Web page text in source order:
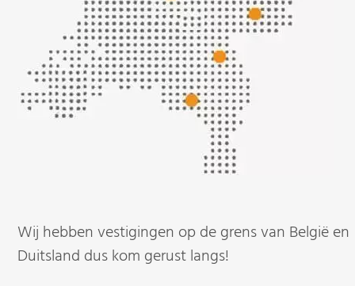
Wij hebben vestigingen op de grens van België en
Duitsland dus kom gerust langs!